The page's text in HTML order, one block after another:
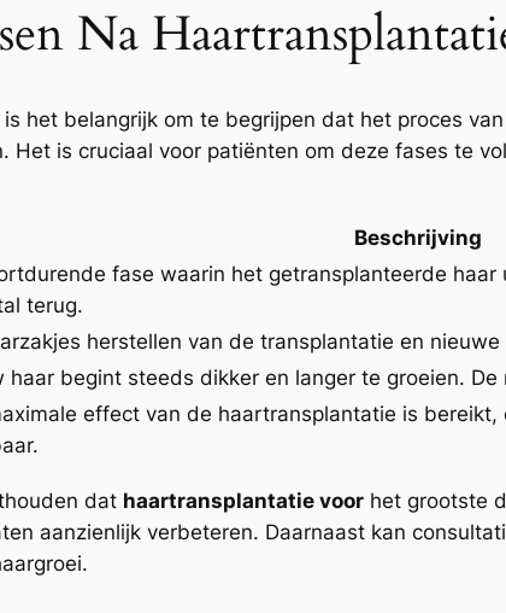
Na
het belangrijk om te begrijpen dat het proces
Het is cruciaal voor patiënten om deze fases te
Beschrijving
fase waarin het getransplanteerde
terug.
herstellen van de transplantatie en
haar begint steeds dikker en langer te groeien.
effect van de haartransplantatie is
dat haartransplantatie voor het grootste
aanzienlijk verbeteren. Daarnaast kan